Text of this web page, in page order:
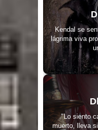
Kendal se
lágrima viva
"Lo siento
muerto, lleva